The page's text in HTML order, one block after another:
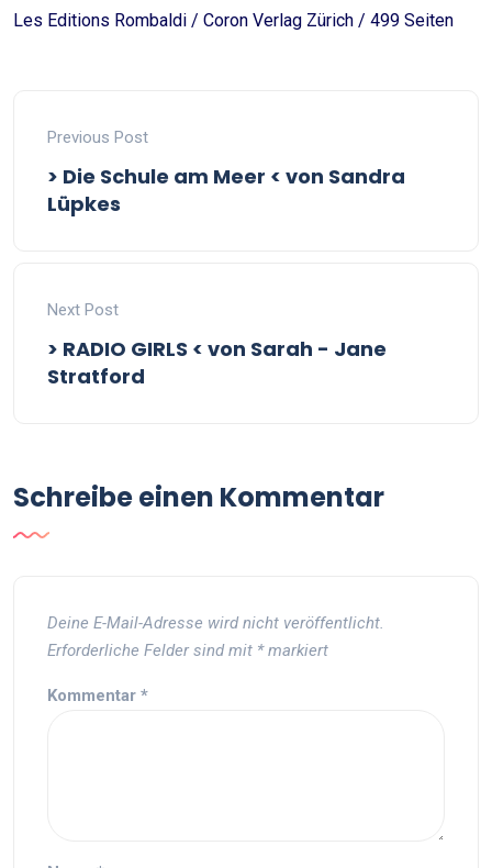
Les Editions Rombaldi / Coron Verlag Zürich / 499 Seiten
Previous Post
> Die Schule am Meer < von Sandra
Lüpkes
Next Post
> RADIO GIRLS < von Sarah - Jane
Stratford
Schreibe einen Kommentar
Deine E-Mail-Adresse wird nicht veröffentlicht.
Erforderliche Felder sind mit *markiert
Kommentar *